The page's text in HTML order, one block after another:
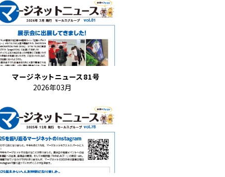
マージネットニュース81号
2026年03月